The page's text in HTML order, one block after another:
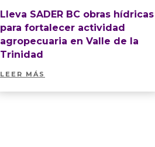
Lleva SADER BC obras hídricas
para fortalecer actividad
agropecuaria en Valle de la
Trinidad
LEER MÁS